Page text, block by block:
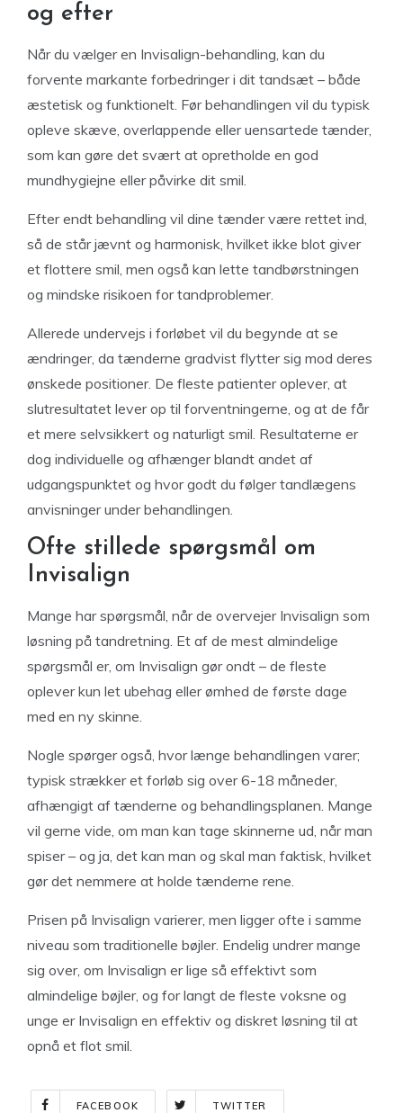
og efter
Når du vælger en Invisalign-behandling, kan du
forvente markante forbedringer i dit tandsæt – både
æstetisk og funktionelt. Før behandlingen vil du typisk
opleve skæve, overlappende eller uensartede tænder,
som kan gøre det svært at opretholde en god
mundhygiejne eller påvirke dit smil.
Efter endt behandling vil dine tænder være rettet ind,
så de står jævnt og harmonisk, hvilket ikke blot giver
et flottere smil, men også kan lette tandbørstningen
og mindske risikoen for tandproblemer.
Allerede undervejs i forløbet vil du begynde at se
ændringer, da tænderne gradvist flytter sig mod deres
ønskede positioner. De fleste patienter oplever, at
slutresultatet lever op til forventningerne, og at de får
et mere selvsikkert og naturligt smil. Resultaterne er
dog individuelle og afhænger blandt andet af
udgangspunktet og hvor godt du følger tandlægens
anvisninger under behandlingen.
Ofte stillede spørgsmål om
Invisalign
Mange har spørgsmål, når de overvejer Invisalign som
løsning på tandretning. Et af de mest almindelige
spørgsmål er, om Invisalign gør ondt – de fleste
oplever kun let ubehag eller ømhed de første dage
med en ny skinne.
Nogle spørger også, hvor længe behandlingen varer;
typisk strækker et forløb sig over 6-18 måneder,
afhængigt af tænderne og behandlingsplanen. Mange
vil gerne vide, om man kan tage skinnerne ud, når man
spiser – og ja, det kan man og skal man faktisk, hvilket
gør det nemmere at holde tænderne rene.
Prisen på Invisalign varierer, men ligger ofte i samme
niveau som traditionelle bøjler. Endelig undrer mange
sig over, om Invisalign er lige så effektivt som
almindelige bøjler, og for langt de fleste voksne og
unge er Invisalign en effektiv og diskret løsning til at
opnå et flot smil.
FACEBOOK TWITTER